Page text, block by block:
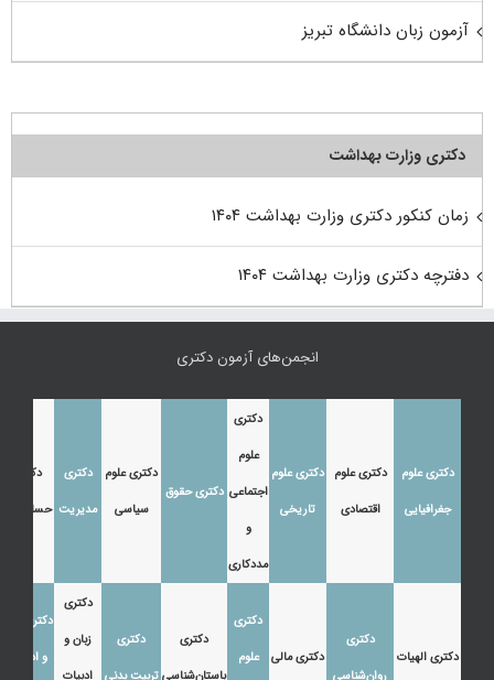
آزمون زبان دانشگاه تبریز
دکتری وزارت بهداشت
زمان کنکور دکتری وزارت بهداشت ۱۴۰۴
دفترچه دکتری وزارت بهداشت ۱۴۰۴
انجمن‌های آزمون دکتری
دکتری علوم
جغرافیایی
دکتری علوم
اقتصادی
دکتری علوم
تاریخی
دکتری
علوم
اجتماعی
و
مددکاری
دکتری حقوق
دکتری علوم
سیاسی
دکتری
مدیریت
دکتری
حسابداری
دکتری الهیات
دکتری
روان‌شناسی
دکتری مالی
دکتری
علوم
دکتری
باستان‌شناسی
دکتری
تربیت بدنی
دکتری
زبان و
ادبیات
دکتری زبان
و ادبیات